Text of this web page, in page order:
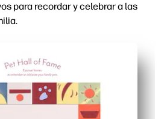
para recordar y celebrar a las
y personalizan con fotos,
perfecto para mostrar y
significativos que atesorarás: